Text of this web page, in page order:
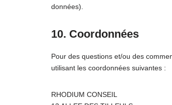
données).
10. Coordonnées
Pour des questions et/ou des
utilisant les coordonnées suivantes :
RHODIUM CONSEIL